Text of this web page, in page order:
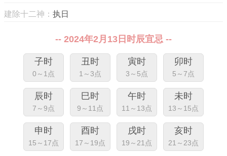
建除十二神： 执日
-- 2024年2月13日时辰宜忌 --
子时
0～1点
丑时
1～3点
寅时
3～5点
卯时
5～7点
辰时
7～9点
巳时
9～11点
午时
11～13点
未时
13～15点
申时
15～17点
酉时
17～19点
戌时
19～21点
亥时
21～23点